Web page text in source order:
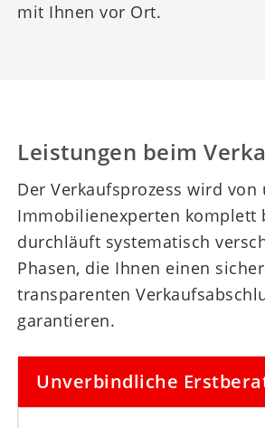
mit Ihnen vor Ort.
Leistungen beim
Der Verkaufsprozess wird von
Immobilienexperten komplett
durchläuft systematisch
Phasen, die Ihnen einen
transparenten
garantieren.
Unverbindliche